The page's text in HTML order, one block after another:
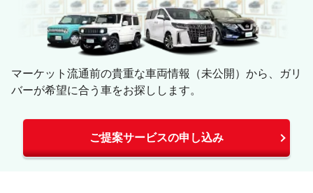
マーケット流通前の貴重な車両情報（未公開）から、ガリ
バーが希望に合う車をお探しします。
ご提案サービスの申し込み